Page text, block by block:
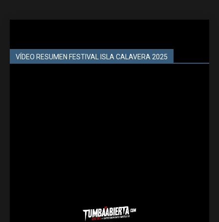
VÍDEO RESUMEN FESTIVAL ISLA CALAVERA 2025